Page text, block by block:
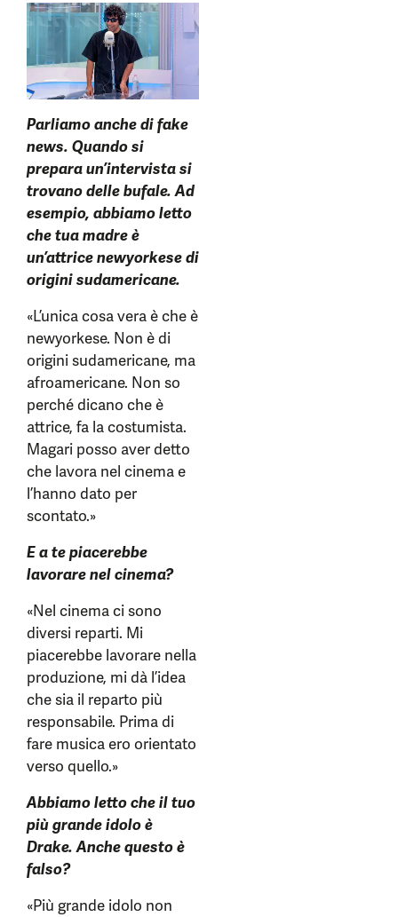
Parliamo anche di fake
news. Quando si
prepara un’intervista si
trovano delle bufale. Ad
esempio, abbiamo letto
che tua madre è
un’attrice newyorkese di
origini sudamericane.
«L’unica cosa vera è che è
newyorkese. Non è di
origini sudamericane, ma
afroamericane. Non so
perché dicano che è
attrice, fa la costumista.
Magari posso aver detto
che lavora nel cinema e
l’hanno dato per
scontato.»
E a te piacerebbe
lavorare nel cinema?
«Nel cinema ci sono
diversi reparti. Mi
piacerebbe lavorare nella
produzione, mi dà l’idea
che sia il reparto più
responsabile. Prima di
fare musica ero orientato
verso quello.»
Abbiamo letto che il tuo
più grande idolo è
Drake. Anche questo è
falso?
«Più grande idolo non